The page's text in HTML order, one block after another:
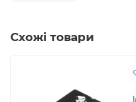
Схожі товари